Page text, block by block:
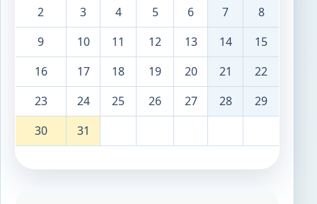
2
3 4 5 6 7
8
9
10 11 12 13 14
15
16
17 18 19 20 21
22
23
24 25 26 27 28
29
30
31